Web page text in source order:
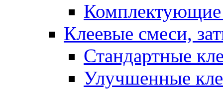
Клеевые смеси,
Стандартные
Улучшенные